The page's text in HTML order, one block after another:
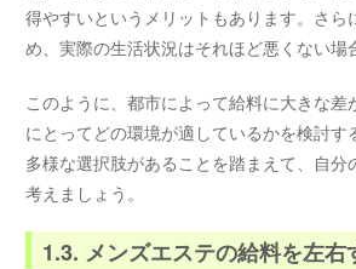
得やすいというメリットもあります。さら
め、実際の生活状況はそれほど悪くない場
このように、都市によって給料に大きな差
にとってどの環境が適しているかを検討す
多様な選択肢があることを踏まえて、自分
考えましょう。
1.3. メンズエステの給料を左右